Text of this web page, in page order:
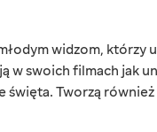
widzom, którzy
w swoich filmach jak
święta. Tworzą